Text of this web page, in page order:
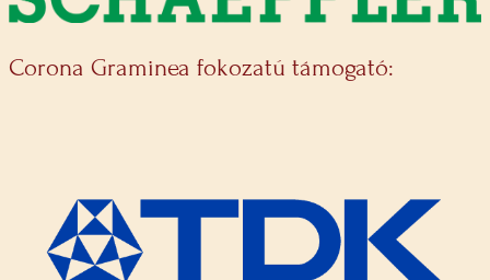
Corona Graminea fokozatú támogató: